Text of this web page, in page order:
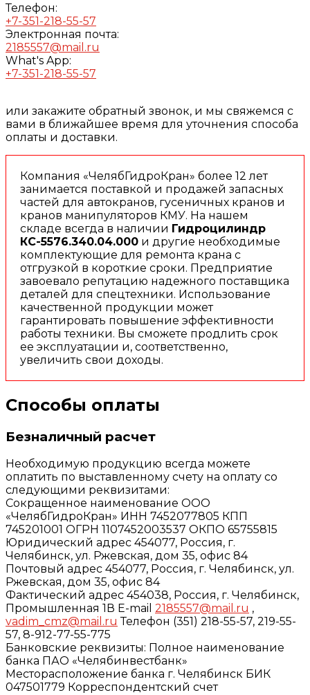
Телефон:
+7-351-218-55-57
Электронная почта:
2185557@mail.ru
What's App:
+7-351-218-55-57
или закажите обратный звонок, и мы свяжемся с
вами в ближайшее время для уточнения способа
оплаты и доставки.
Компания «ЧелябГидроКран» более 12 лет
занимается поставкой и продажей запасных
частей для автокранов, гусеничных кранов и
кранов манипуляторов КМУ. На нашем
складе всегда в наличии Гидроцилиндр
КС-5576.340.04.000 и другие необходимые
комплектующие для ремонта крана с
отгрузкой в короткие сроки. Предприятие
завоевало репутацию надежного поставщика
деталей для спецтехники. Использование
качественной продукции может
гарантировать повышение эффективности
работы техники. Вы сможете продлить срок
ее эксплуатации и, соответственно,
увеличить свои доходы.
Способы оплаты
Безналичный расчет
Необходимую продукцию всегда можете
оплатить по выставленному счету на оплату со
следующими реквизитами:
Сокращенное наименование ООО
«ЧелябГидроКран» ИНН 7452077805 КПП
745201001 ОГРН 1107452003537 ОКПО 65755815
Юридический адрес 454077, Россия, г.
Челябинск, ул. Ржевская, дом 35, офис 84
Почтовый адрес 454077, Россия, г. Челябинск, ул.
Ржевская, дом 35, офис 84
Фактический адрес 454038, Россия, г. Челябинск,
Промышленная 1В E-mail 2185557@mail.ru ,
vadim_cmz@mail.ru Телефон (351) 218-55-57, 219-55-
57, 8-912-77-55-775
Банковские реквизиты: Полное наименование
банка ПАО «Челябинвестбанк»
Месторасположение банка г. Челябинск БИК
047501779 Корреспондентский счет